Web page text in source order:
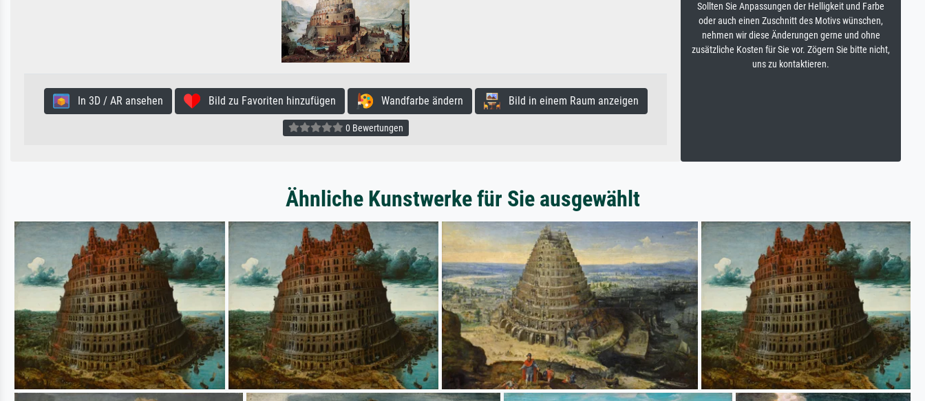
In 3D / AR ansehen Bild zu Favoriten hinzufügen Wandfarbe ändern Bild in einem Raum anzeigen
0 Bewertungen
Sollten Sie Anpassungen der Helligkeit und Farbe
oder auch einen Zuschnitt des Motivs wünschen,
nehmen wir diese Änderungen gerne und ohne
zusätzliche Kosten für Sie vor. Zögern Sie bitte nicht,
uns zu kontaktieren.
Ähnliche Kunstwerke für Sie ausgewählt